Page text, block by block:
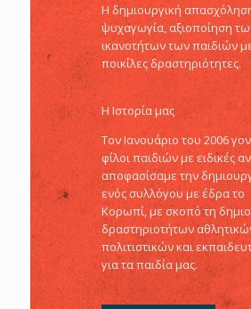
Η δημιουργική
ψυχαγωγία, αξιοποίηση
ικανοτήτων των παιδιών
ποικίλες δραστηριότητες.
Η Ιστορία μας
Τον Ιανουάριο του 2006
φίλοι παιδιών με ειδικές
αποφασίσαμε την
ενός συλλόγου με έδρα το
Κορωπί, με σκοπό τη
δραστηριοτήτων
πολιτιστικών και
για τα παιδία μας.